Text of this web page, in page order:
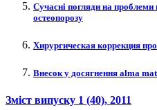
Сучасні погляди на проблеми
остеопорозу
Хирургическая коррекция
Внесок у досягнення alma
Зміст випуску 1 (40), 2011